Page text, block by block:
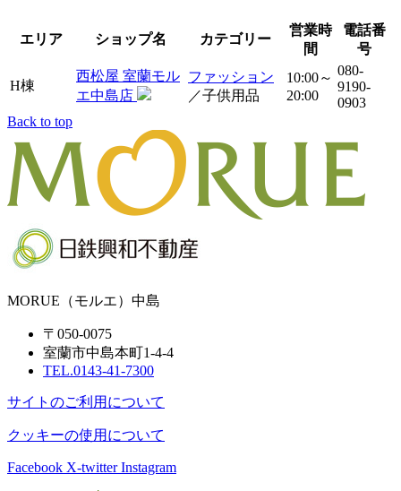
エリア ショップ名 カテゴリー
営業時
間
電話番
号
H棟
西松屋 室蘭モル
エ中島店
ファッション
／子供用品
10:00～
20:00
080-
9190-
0903
Back to top
MORUE（モルエ）中島
〒050-0075
室蘭市中島本町1-4-4
TEL.0143-41-7300
サイトのご利用について
クッキーの使用について
Facebook X-twitter Instagram